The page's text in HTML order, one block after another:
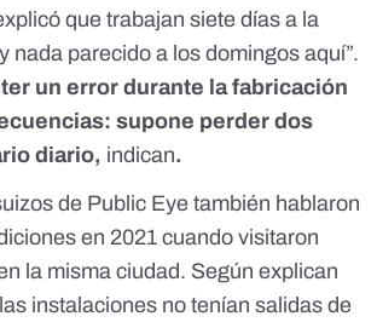
que trabajan siete días a la
nada parecido a los domingos aquí”.
un error durante la fabricación
supone perder dos
diario, indican.
de Public Eye también hablaron
en 2021 cuando visitaron
la misma ciudad. Según explican
instalaciones no tenían salidas de